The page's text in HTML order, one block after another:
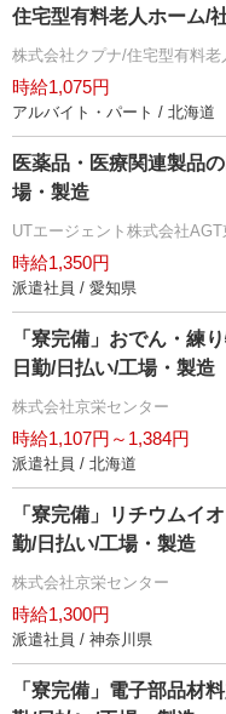
住宅型有料老人ホーム/
株式会社クプナ/住宅型有料老
時給1,075円
アルバイト・パート / 北海道
医薬品・医療関連製品
場・製造
UTエージェント株式会社
時給1,350円
派遣社員 / 愛知県
「寮完備」おでん・練
日勤/日払い/工場・製造
株式会社京栄センター
時給1,107円～1,384円
派遣社員 / 北海道
「寮完備」リチウムイ
勤/日払い/工場・製造
株式会社京栄センター
時給1,300円
派遣社員 / 神奈川県
「寮完備」電子部品材